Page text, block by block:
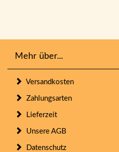
Mehr über...
Versandkosten
Zahlungsarten
Lieferzeit
Unsere AGB
Datenschutz